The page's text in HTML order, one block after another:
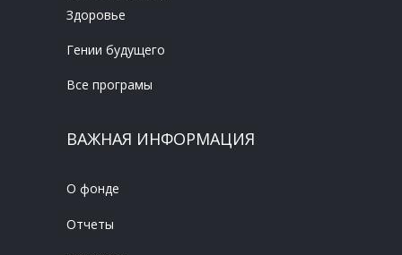
Здоровье
Гении будущего
Все програмы
ВАЖНАЯ ИНФОРМАЦИЯ
О фонде
Отчеты